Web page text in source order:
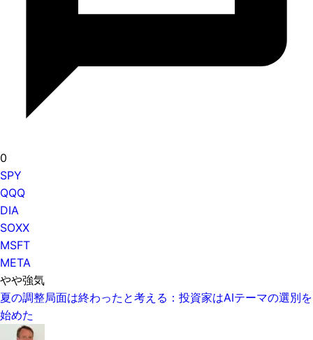
0
SPY
QQQ
DIA
SOXX
MSFT
META
やや強気
夏の調整局面は終わったと考える：投資家はAIテーマの選別を
始めた